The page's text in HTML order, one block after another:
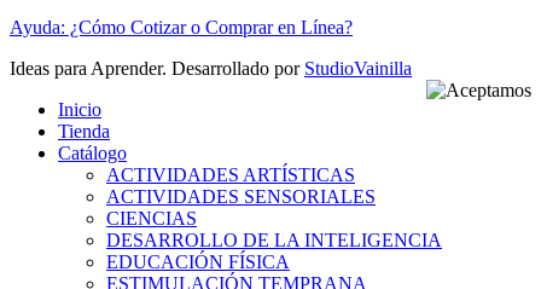
Ayuda: ¿Cómo Cotizar o Comprar en Línea?
Ideas para Aprender. Desarrollado por StudioVainilla
Inicio
Tienda
Catálogo
ACTIVIDADES ARTÍSTICAS
ACTIVIDADES SENSORIALES
CIENCIAS
DESARROLLO DE LA INTELIGENCIA
EDUCACIÓN FÍSICA
ESTIMULACIÓN TEMPRANA